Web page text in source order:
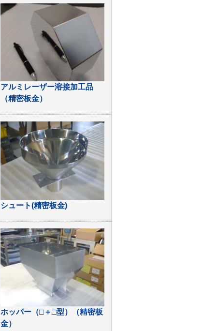
アルミレーザー溶接加工品
（精密板金）
シュート(精密板金)
ホッパー（□＋□型）（精密板
金）